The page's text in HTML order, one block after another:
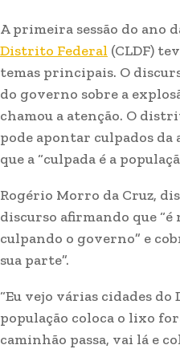
A primeira sessão do ano
Distrito Federal (CLDF)
temas principais. O
do governo sobre a
chamou a atenção. O
pode apontar culpados da
que a “culpada é a
Rogério Morro da Cruz,
discurso afirmando que
culpando o governo” e
sua parte”.
“Eu vejo várias cidades
população coloca o lixo
caminhão passa, vai lá e